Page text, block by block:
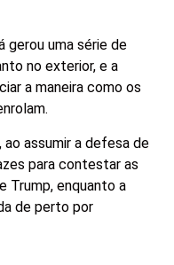
gerou uma série de
no exterior, e a
a maneira como os
ao assumir a defesa de
para contestar as
Trump, enquanto a
de perto por